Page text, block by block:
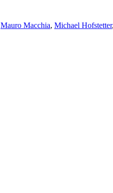
Mauro Macchia, Michael Hofstetter,